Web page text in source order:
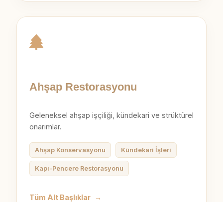
Ahşap Restorasyonu
Geleneksel ahşap işçiliği, kündekari ve strüktürel
onarımlar.
Ahşap Konservasyonu Kündekari İşleri
Kapı-Pencere Restorasyonu
Tüm Alt Başlıklar →